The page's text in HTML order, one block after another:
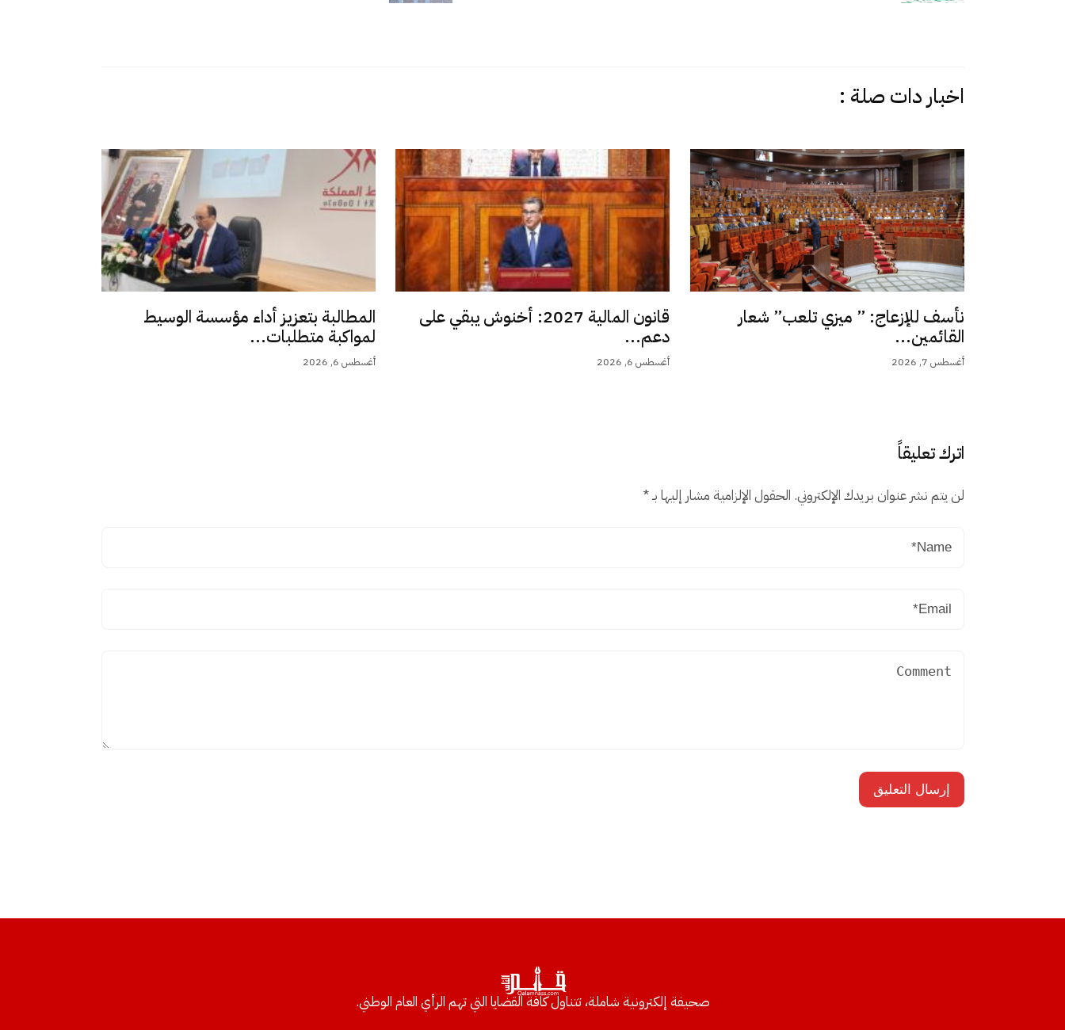
اخبار دات صلة :
نأسف للإزعاج: ” ميزي تلعب” شعار
القائمين...
أغسطس 7, 2026
قانون المالية 2027: أخنوش يبقي على
دعم...
أغسطس 6, 2026
المطالبة بتعزيز أداء مؤسسة الوسيط
لمواكبة متطلبات...
أغسطس 6, 2026
اترك تعليقاً
لن يتم نشر عنوان بريدك الإلكتروني. الحقول الإلزامية مشار إليها بـ*
صحيفة إلكترونية شاملة، تتناول كافة القضايا التي تهم الرأي العام الوطني.